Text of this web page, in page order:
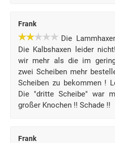
Frank
Die
Die Kalbshaxen leider
wir mehr als die im
zwei Scheiben mehr
Scheiben zu bekommen !
Die "dritte Scheibe" war
großer Knochen !! Schade !!
Frank